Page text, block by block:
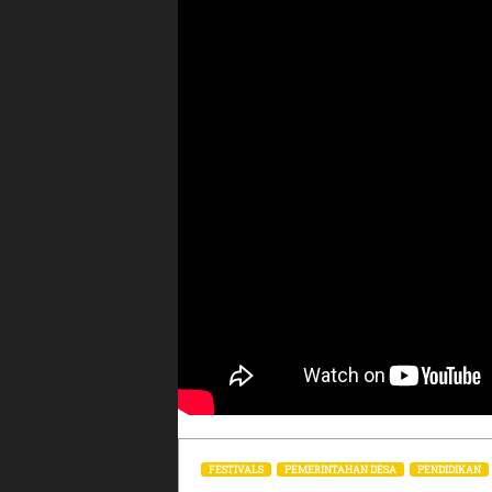
FESTIVALS PEMERINTAHAN DESA PENDIDIKAN